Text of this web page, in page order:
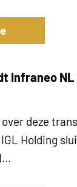
Infraneo NL
deze
Holding